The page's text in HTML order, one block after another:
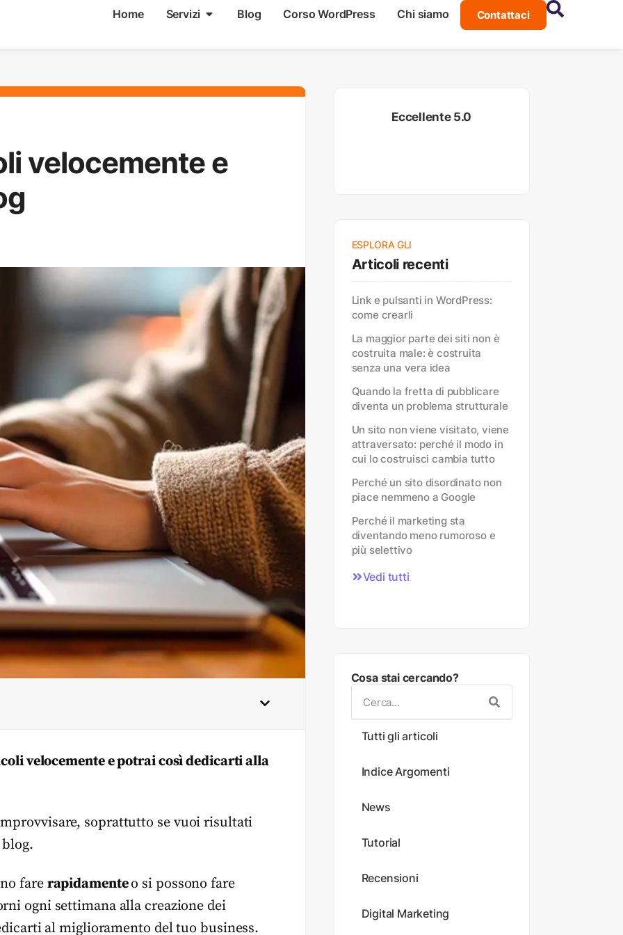
Home Servizi Blog Corso WordPress Chi siamo Contattaci
velocemente e
velocemente e potrai così dedicarti alla
soprattutto se vuoi risultati
farerapidamenteo si possono fare
ogni settimana alla creazione dei
al miglioramento del tuo business.
Eccellente 5.0
ESPLORA GLI
Articoli recenti
Link e pulsanti in WordPress:
come crearli
La maggior parte dei siti non è
costruita male: è costruita
senza una vera idea
Quando la fretta di pubblicare
diventa un problema strutturale
Un sito non viene visitato, viene
attraversato: perché il modo in
cui lo costruisci cambia tutto
Perché un sito disordinato non
piace nemmeno a Google
Perché il marketing sta
diventando meno rumoroso e
più selettivo
Vedi tutti
Cosa stai cercando?
Tutti gli articoli
Indice Argomenti
News
Tutorial
Recensioni
Digital Marketing